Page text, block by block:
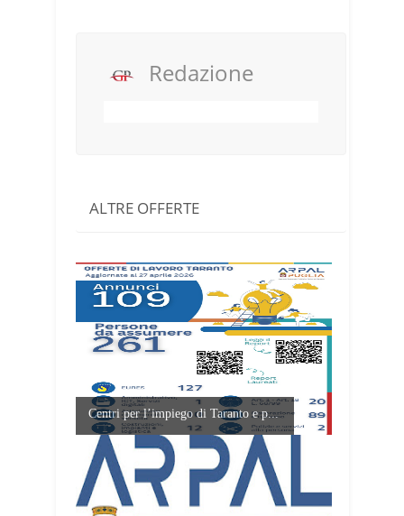
Redazione
ALTRE OFFERTE
Centri per l’impiego di Taranto e p...